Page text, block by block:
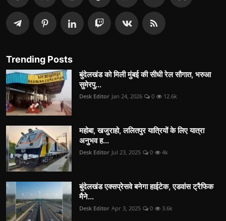
Trending Posts
बुंदेलखंड को मिली मुंबई की सीधी रेल सौगात, भरुआ
सुमेरपु...
Desk Editor Jan 24, 2026 0 12.6k
महोबा, खजुराहो, ललितपुर यात्रियों के लिए यात्रा
अनुभव ह...
Desk Editor Jul 23, 2025 0 4k
बुंदेलखंड एक्सप्रेसवे बनेगा हाईटेक, एडवांस ट्रैफिक
मैने...
Desk Editor Apr 3, 2025 0 3.6k